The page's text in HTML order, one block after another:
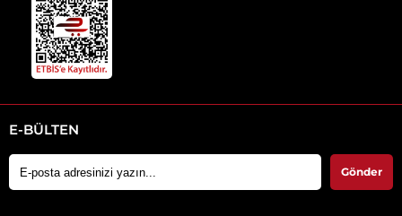
E-BÜLTEN
Gönder